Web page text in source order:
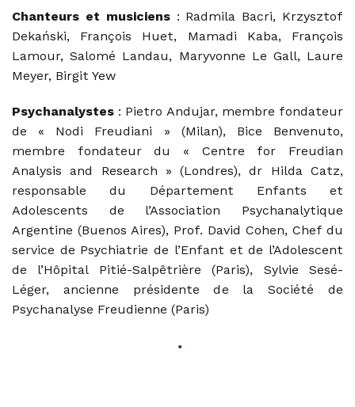
Chanteurs et musiciens: Radmila Bacri, Krzysztof
Dekański, François Huet, Mamadi Kaba, François
Lamour, Salomé Landau, Maryvonne Le Gall, Laure
Meyer, Birgit Yew
Psychanalystes : Pietro Andujar, membre fondateur
de « Nodi Freudiani » (Milan), Bice Benvenuto,
membre fondateur du « Centre for Freudian
Analysis and Research » (Londres), dr Hilda Catz,
responsable du Département Enfants et
Adolescents de l’Association Psychanalytique
Argentine (Buenos Aires), Prof. David Cohen, Chef du
service de Psychiatrie de l’Enfant et de l’Adolescent
de l’Hôpital Pitié-Salpêtrière (Paris), Sylvie Sesé-
Léger, ancienne présidente de la Société de
Psychanalyse Freudienne (Paris)
•